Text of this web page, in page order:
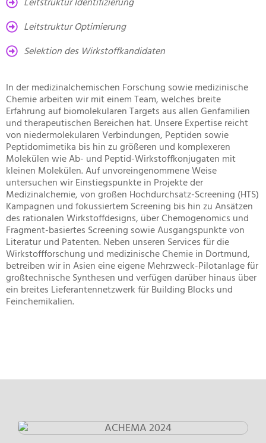
Leitstruktur Optimierung
Selektion des Wirkstoffkandidaten
In der medizinalchemischen Forschung sowie medizinische
Chemie arbeiten wir mit einem Team, welches breite
Erfahrung auf biomolekularen Targets aus allen Genfamilien
und therapeutischen Bereichen hat. Unsere Expertise reicht
von niedermolekularen Verbindungen, Peptiden sowie
Peptidomimetika bis hin zu größeren und komplexeren
Molekülen wie Ab- und Peptid-Wirkstoffkonjugaten mit
kleinen Molekülen. Auf unvoreingenommene Weise
untersuchen wir Einstiegspunkte in Projekte der
Medizinalchemie, von großen Hochdurchsatz-Screening (HTS)
Kampagnen und fokussiertem Screening bis hin zu Ansätzen
des rationalen Wirkstoffdesigns, über Chemogenomics und
Fragment-basiertes Screening sowie Ausgangspunkte von
Literatur und Patenten. Neben unseren Services für die
Wirkstoffforschung und medizinische Chemie in Dortmund,
betreiben wir in Asien eine eigene Mehrzweck-Pilotanlage für
großtechnische Synthesen und verfügen darüber hinaus über
ein breites Lieferantennetzwerk für Building Blocks und
Feinchemikalien.